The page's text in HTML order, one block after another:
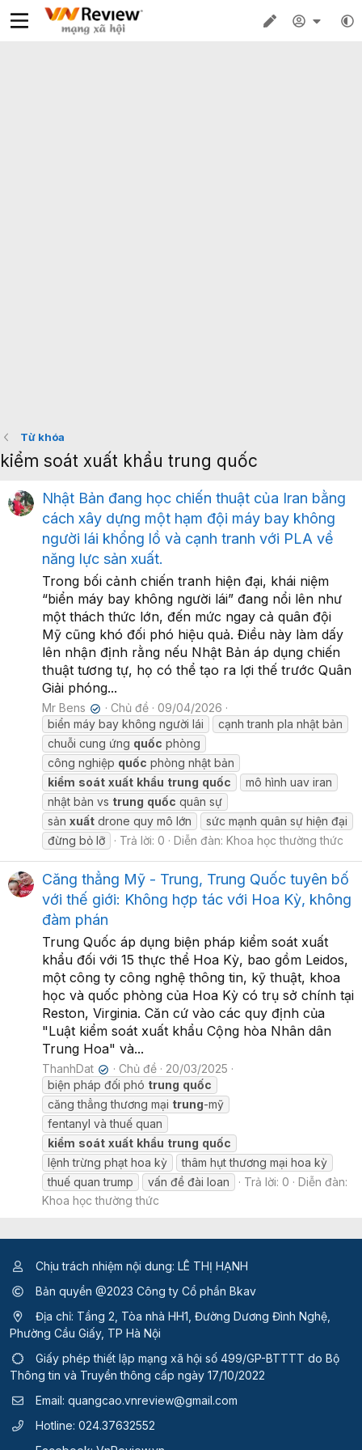
Từ khóa
kiểm soát xuất khẩu trung quốc
Nhật Bản đang học chiến thuật của Iran bằng
cách xây dựng một hạm đội máy bay không
người lái khổng lồ và cạnh tranh với PLA về
năng lực sản xuất.
Trong bối cảnh chiến tranh hiện đại, khái niệm
“biển máy bay không người lái” đang nổi lên như
một thách thức lớn, đến mức ngay cả quân đội
Mỹ cũng khó đối phó hiệu quả. Điều này làm dấy
lên nhận định rằng nếu Nhật Bản áp dụng chiến
thuật tương tự, họ có thể tạo ra lợi thế trước Quân
Giải phóng...
Mr Bens ✔ Chủ đề
09/04/2026
biển máy bay không người lái
cạnh tranh pla nhật bản
chuỗi cung ứng quốc phòng
công nghiệp quốc phòng nhật bản
kiểm soát xuất khẩu trung quốc
mô hình uav iran
nhật bản vs trung quốc quân sự
sản xuất drone quy mô lớn
sức mạnh quân sự hiện đại
đừng bỏ lỡ
Trả lời: 0 Diễn đàn: Khoa học thường thức
Căng thẳng Mỹ - Trung, Trung Quốc tuyên bố
với thế giới: Không hợp tác với Hoa Kỳ, không
đàm phán
Trung Quốc áp dụng biện pháp kiểm soát xuất
khẩu đối với 15 thực thể Hoa Kỳ, bao gồm Leidos,
một công ty công nghệ thông tin, kỹ thuật, khoa
học và quốc phòng của Hoa Kỳ có trụ sở chính tại
Reston, Virginia. Căn cứ vào các quy định của
"Luật kiểm soát xuất khẩu Cộng hòa Nhân dân
Trung Hoa" và...
ThanhDat ✔ Chủ đề
20/03/2025
biện pháp đối phó trung quốc
căng thẳng thương mại trung-mỹ
fentanyl và thuế quan
kiểm soát xuất khẩu trung quốc
lệnh trừng phạt hoa kỳ
thâm hụt thương mại hoa kỳ
thuế quan trump
vấn đề đài loan Trả lời: 0
Diễn đàn:
Khoa học thường thức
Chịu trách nhiệm nội dung: LÊ THỊ HẠNH
Bản quyền @2023 Công ty Cổ phần Bkav
Địa chỉ: Tầng 2, Tòa nhà HH1, Đường Dương Đình Nghệ,
Phường Cầu Giấy, TP Hà Nội
Giấy phép thiết lập mạng xã hội số 499/GP-BTTTT do Bộ
Thông tin và Truyền thông cấp ngày 17/10/2022
Email: quangcao.vnreview@gmail.com
Hotline: 024.37632552